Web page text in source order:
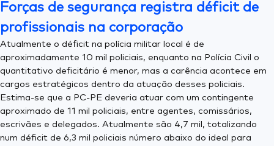
Forças de segurança registra déficit de
profissionais na corporação
Atualmente o déficit na polícia militar local é de
aproximadamente 10 mil policiais, enquanto na Polícia Civil o
quantitativo deficitário é menor, mas a carência acontece em
cargos estratégicos dentro da atuação desses policiais.
Estima-se que a PC-PE deveria atuar com um contingente
aproximado de 11 mil policiais, entre agentes, comissários,
escrivães e delegados. Atualmente são 4,7 mil, totalizando
num déficit de 6,3 mil policiais número abaixo do ideal para